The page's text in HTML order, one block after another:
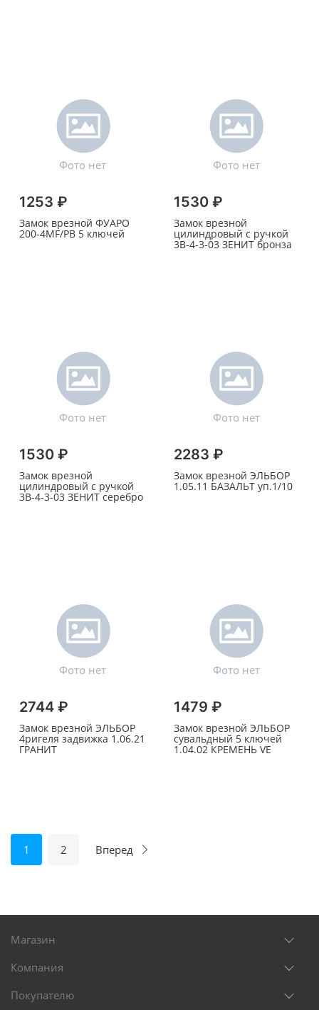
1253 ₽
Замок врезной ФУАРО
200-4МF/РВ 5 ключей
1530 ₽
Замок врезной
цилиндровый с ручкой
3В-4-3-03 ЗЕНИТ бронза
1530 ₽
Замок врезной
цилиндровый с ручкой
3В-4-3-03 ЗЕНИТ серебро
2283 ₽
Замок врезной ЭЛЬБОР
1.05.11 БАЗАЛЬТ уп.1/10
2744 ₽
Замок врезной ЭЛЬБОР
4ригеля задвижка 1.06.21
ГРАНИТ
1479 ₽
Замок врезной ЭЛЬБОР
сувальдный 5 ключей
1.04.02 КРЕМЕНЬ VE
1 2 Вперед
Магазин
Компания
Покупателю